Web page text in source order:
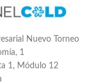
Nuevo Torneo
1
1, Módulo 12